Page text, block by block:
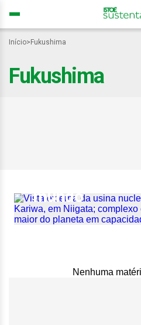
Início> Fukushima
Fukushima
mundo
Nenhuma